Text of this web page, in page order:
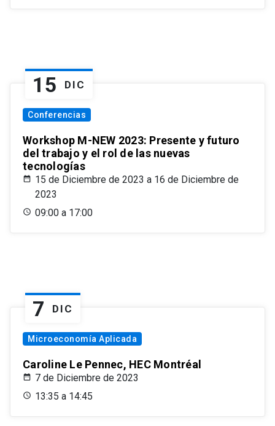
15 DIC
Conferencias
Workshop M-NEW 2023: Presente y futuro
del trabajo y el rol de las nuevas
tecnologías
15 de Diciembre de 2023 a 16 de Diciembre de
2023
09:00 a 17:00
7 DIC
Microeconomía Aplicada
Caroline Le Pennec, HEC Montréal
7 de Diciembre de 2023
13:35 a 14:45